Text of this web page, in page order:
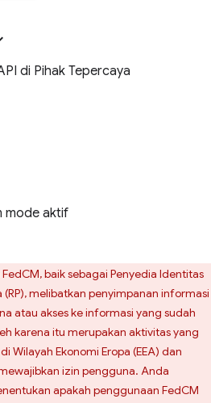
di Pihak Tepercaya
mode aktif
baik sebagai Penyedia Identitas
(RP), melibatkan penyimpanan informasi
atau akses ke informasi yang sudah
karena itu merupakan aktivitas yang
Wilayah Ekonomi Eropa (EEA) dan
izin pengguna. Anda
apakah penggunaan FedCM